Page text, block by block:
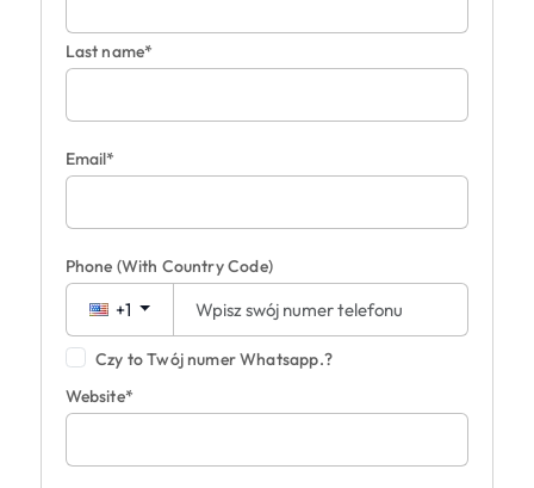
Last name*
Email*
Phone (With Country Code)
+1
Czy to Twój numer Whatsapp.?
Website*